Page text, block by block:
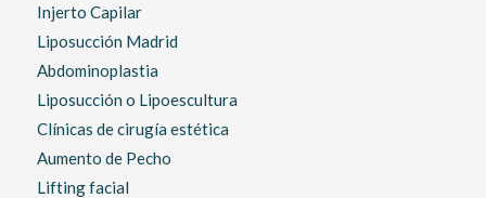
Injerto Capilar
Liposucción Madrid
Abdominoplastia
Liposucción o Lipoescultura
Clínicas de cirugía estética
Aumento de Pecho
Lifting facial